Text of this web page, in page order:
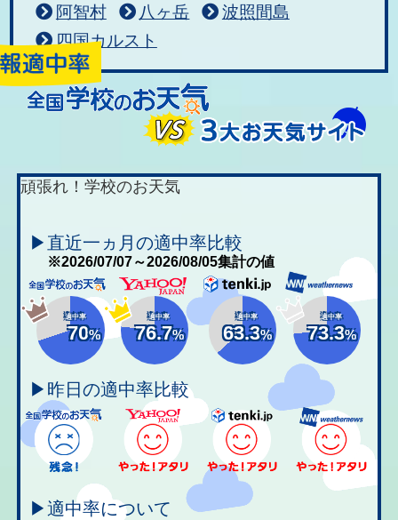
阿智村
八ヶ岳
波照間島
四国カルスト
頑張れ！学校のお天気
▶直近一ヵ月の適中率比較
※2026/07/07～2026/08/05集計の値
適中率
70%
適中率
76.7%
適中率
63.3%
適中率
73.3%
▶昨日の適中率比較
▶適中率について